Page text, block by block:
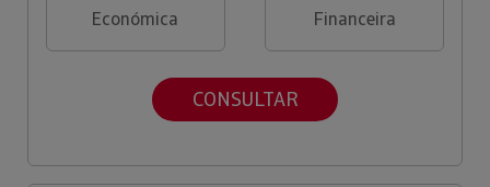
Económica
Financeira
CONSULTAR